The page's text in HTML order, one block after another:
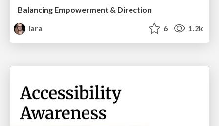
Balancing Empowerment & Direction
lara
6 1.2k